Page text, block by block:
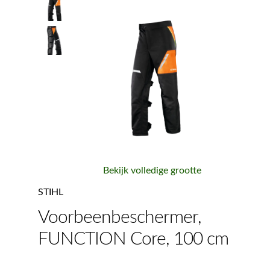
Occasions
STIHL
Accessoires
Bekijk volledige grootte
STIHL
Voorbeenbeschermer,
FUNCTION Core, 100 cm